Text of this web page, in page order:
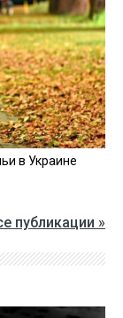
в Украине
публикации »